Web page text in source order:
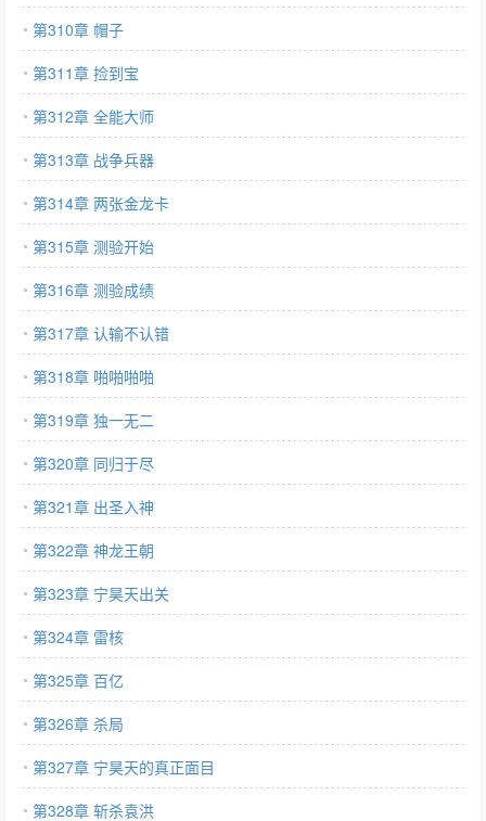
第310章 帽子
第311章 捡到宝
第312章 全能大师
第313章 战争兵器
第314章 两张金龙卡
第315章 测验开始
第316章 测验成绩
第317章 认输不认错
第318章 啪啪啪啪
第319章 独一无二
第320章 同归于尽
第321章 出圣入神
第322章 神龙王朝
第323章 宁昊天出关
第324章 雷核
第325章 百亿
第326章 杀局
第327章 宁昊天的真正面目
第328章 斩杀袁洪